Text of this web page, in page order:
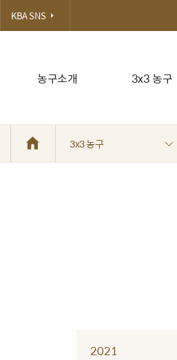
농구소개 3x3 농구
KBA SNS
3x3 농구
2021